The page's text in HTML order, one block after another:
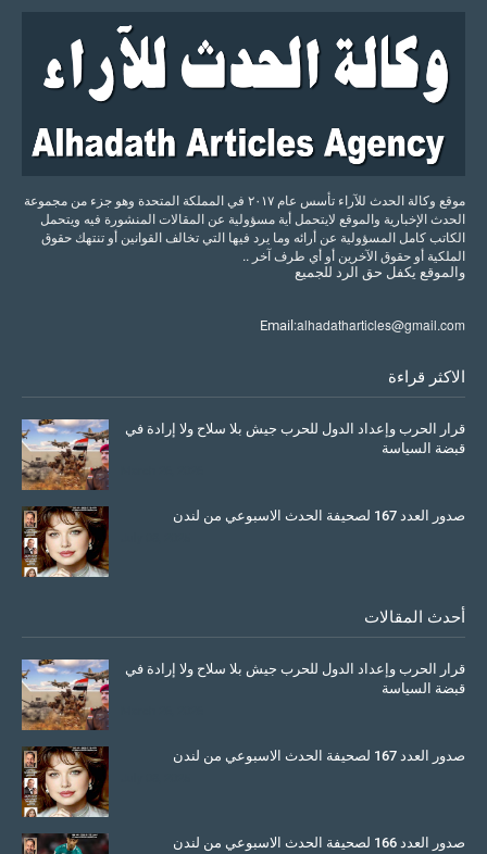
موقع وكالة الحدث للآراء تأسس عام ٢٠١٧ في المملكة المتحدة وهو جزء من مجموعة
الحدث الإخبارية والموقع لايتحمل أية مسؤولية عن المقالات المنشورة فيه ويتحمل
الكاتب كامل المسؤولية عن أرائه وما يرد فيها التي تخالف القوانين أو تنتهك حقوق
الملكية أو حقوق الآخرين أو أي طرف آخر ..
والموقع يكفل حق الرد للجميع
Email:alhadatharticles@gmail.com
الاكثر قراءة
قرار الحرب وإعداد الدول للحرب جيش بلا سلاح ولا إرادة في
قبضة السياسة
صدور العدد 167 لصحيفة الحدث الاسبوعي من لندن
أحدث المقالات
قرار الحرب وإعداد الدول للحرب جيش بلا سلاح ولا إرادة في
قبضة السياسة
صدور العدد 167 لصحيفة الحدث الاسبوعي من لندن
صدور العدد 166 لصحيفة الحدث الاسبوعي من لندن